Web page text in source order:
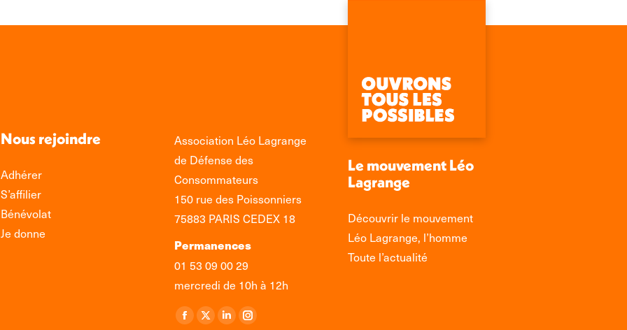
Nous rejoindre
Adhérer
S’affilier
Bénévolat
Je donne
Association Léo Lagrange
de Défense des
Consommateurs
150 rue des Poissonniers
75883 PARIS CEDEX 18
Permanences
01 53 09 00 29
mercredi de 10h à 12h
Retrouvez-nous sur :
La
La
La
La
Le mouvement Léo
Lagrange
Découvrir le mouvement
Léo Lagrange, l’homme
Toute l’actualité